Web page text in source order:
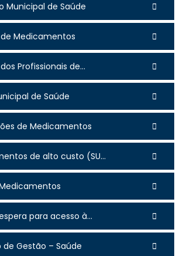
Municipal de Saúde
Medicamentos
Profissionais de...
de Saúde
de Medicamentos
de alto custo (SU...
para acesso à...
de Gestão – Saúde